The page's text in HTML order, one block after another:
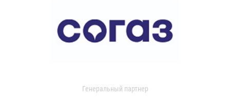
Генеральный партнер